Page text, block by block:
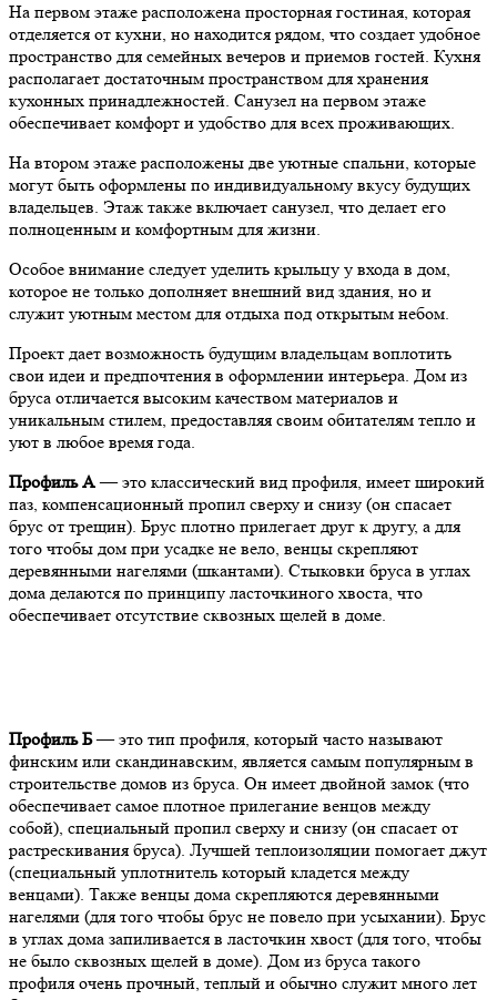
На первом этаже расположена просторная гостиная, которая
отделяется от кухни, но находится рядом, что создает удобное
пространство для семейных вечеров и приемов гостей. Кухня
располагает достаточным пространством для хранения
кухонных принадлежностей. Санузел на первом этаже
обеспечивает комфорт и удобство для всех проживающих.
На втором этаже расположены две уютные спальни, которые
могут быть оформлены по индивидуальному вкусу будущих
владельцев. Этаж также включает санузел, что делает его
полноценным и комфортным для жизни.
Особое внимание следует уделить крыльцу у входа в дом,
которое не только дополняет внешний вид здания, но и
служит уютным местом для отдыха под открытым небом.
Проект дает возможность будущим владельцам воплотить
свои идеи и предпочтения в оформлении интерьера. Дом из
бруса отличается высоким качеством материалов и
уникальным стилем, предоставляя своим обитателям тепло и
уют в любое время года.
Профиль А— это классический вид профиля, имеет широкий
паз, компенсационный пропил сверху и снизу (он спасает
брус от трещин). Брус плотно прилегает друг к другу, а для
того чтобы дом при усадке не вело, венцы скрепляют
деревянными нагелями (шкантами). Стыковки бруса в углах
дома делаются по принципу ласточкиного хвоста, что
обеспечивает отсутствие сквозных щелей в доме.
Профиль Б— это тип профиля, который часто называют
финским или скандинавским, является самым популярным в
строительстве домов из бруса. Он имеет двойной замок (что
обеспечивает самое плотное прилегание венцов между
собой), специальный пропил сверху и снизу (он спасает от
растрескивания бруса). Лучшей теплоизоляции помогает джут
(специальный уплотнитель который кладется между
венцами). Также венцы дома скрепляются деревянными
нагелями (для того чтобы брус не повело при усыхании). Брус
в углах дома запиливается в ласточкин хвост (для того, чтобы
не было сквозных щелей в доме). Дом из бруса такого
профиля очень прочный, теплый и обычно служит много лет